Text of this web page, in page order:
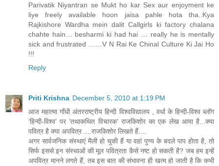
Parivatik Niyantran se Mukt ho kar Sex aur enjoyment ke
liye freely available hoon jaisa pahle hota tha..Kya
Rajkishore Wardha mein dalit Callgirls ki factory chalana
chahte hain… besharmi ki had hai … really he is mentally
sick and frustrated ……V N Rai Ke Chinal Culture Ki Jai Ho
!!!
Reply
Priti Krishna December 5, 2010 at 1:19 PM
आज महात्मा गाँधी अंतरराष्ट्रीय हिन्दी विश्वविद्यालय , वर्धा के हिन्दी-विश्व ब्लॉग
‘हिन्दी-विश्व’ पर ‘तथाकथित विचारक’ राजकिशोर का एक लेख आया है...क्या
पवित्र है क्या अपवित्र ....राजकिशोर लिखते हैं....
अगर सार्वजनिक संस्थाएं मैली हो चुकी हैं या वहां पुण्य के बदले पाप होता है, तो
सिर्फ इससे इन संस्थाओं की मूल पवित्रता कैसे नष्ट हो सकती है? जब हम इन्हें
अपवित्र मानने लगते हैं, तब इस बात की संभावना ही खत्म हो जाती है कि कभी